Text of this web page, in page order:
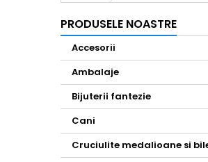
PRODUSELE NOASTRE
Accesorii
Ambalaje
Bijuterii fantezie
Cani
Cruciulite medalioane si